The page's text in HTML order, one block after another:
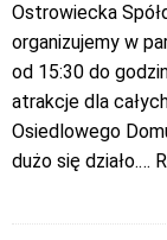
Ostrowiecka
organizujemy w
od 15:30 do
atrakcje dla
Osiedlowego
dużo się działo.…